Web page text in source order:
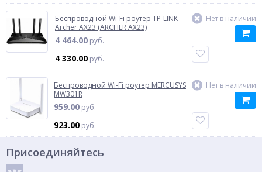
Беспроводной Wi-Fi роутер TP-LINK
Archer AX23 (ARCHER AX23)
4 464.00 руб.
4 330.00 руб.
Нет в наличии
Беспроводной Wi-Fi роутер MERCUSYS
MW301R
959.00 руб.
923.00 руб.
Нет в наличии
Присоединяйтесь